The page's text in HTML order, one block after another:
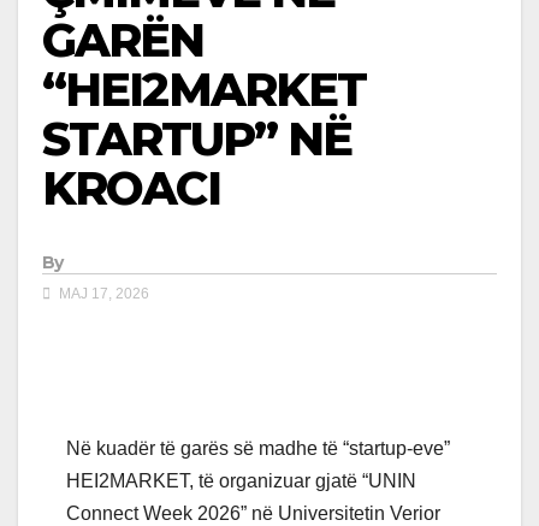
GARËN
“HEI2MARKET
STARTUP” NË
KROACI
By
MAJ 17, 2026
Në kuadër të garës së madhe të “startup-eve”
HEI2MARKET, të organizuar gjatë “UNIN
Connect Week 2026” në Universitetin Verior